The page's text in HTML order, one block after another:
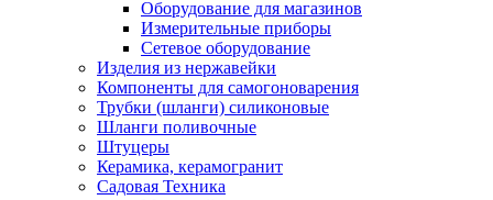
Оборудование для магазинов
Измерительные приборы
Сетевое оборудование
Изделия из нержавейки
Компоненты для самогоноварения
Трубки (шланги) силиконовые
Шланги поливочные
Штуцеры
Керамика, керамогранит
Садовая Техника